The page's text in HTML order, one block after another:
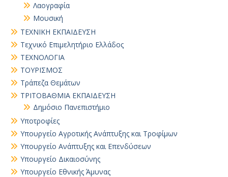
Λαογραφία
Μουσική
ΤΕΧΝΙΚΗ ΕΚΠΑΙΔΕΥΣΗ
Τεχνικό Επιμελητήριο Ελλάδος
ΤΕΧΝΟΛΟΓΙΑ
ΤΟΥΡΙΣΜΟΣ
Τράπεζα Θεμάτων
ΤΡΙΤΟΒΑΘΜΙΑ ΕΚΠΑΙΔΕΥΣΗ
Δημόσιο Πανεπιστήμιο
Υποτροφίες
Υπουργείο Αγροτικής Ανάπτυξης και Τροφίμων
Υπουργείο Ανάπτυξης και Επενδύσεων
Υπουργείο Δικαιοσύνης
Υπουργείο Εθνικής Άμυνας